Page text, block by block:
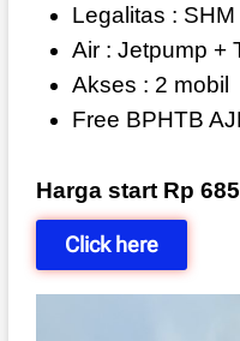
Legalitas : SHM
Air : Jetpump +
Akses : 2 mobil
Free BPHTB
Harga start Rp
Click here